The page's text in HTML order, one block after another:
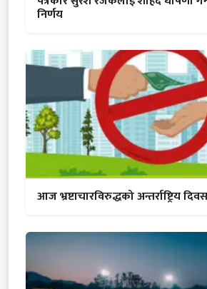
निर्णय
आज भ्रष्टाचारविरुद्धको अन्तर्राष्ट्रिय